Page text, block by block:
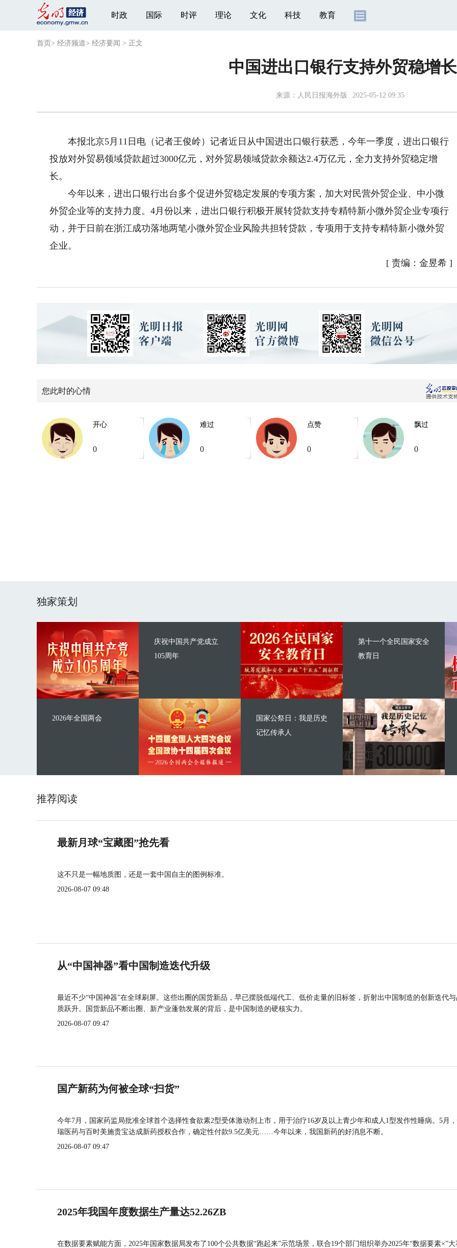
时政 国际 时评 理论 文化 科技 教育
首页 > 经济频道> 经济要闻 > 正文
中国进出口银行支持外贸稳增长
来源： 人民日报海外版 2025-05-12 09:35
本报北京5月11日电（记者王俊岭）记者近日从中国进出口银行获悉，今年一季度，进出口银行
投放对外贸易领域贷款超过3000亿元，对外贸易领域贷款余额达2.4万亿元，全力支持外贸稳定增
长。
今年以来，进出口银行出台多个促进外贸稳定发展的专项方案，加大对民营外贸企业、中小微
外贸企业等的支持力度。4月份以来，进出口银行积极开展转贷款支持专精特新小微外贸企业专项行
动，并于日前在浙江成功落地两笔小微外贸企业风险共担转贷款，专项用于支持专精特新小微外贸
企业。
[ 责编：金昱希]
您此时的心情
开心
0
难过
0
点赞
0
飘过
0
独家策划
庆祝中国共产党成立
105周年
2026年全国两会
第十一个全民国家安全
教育日
国家公祭日：我是历史
记忆传承人
推荐阅读
最新月球“宝藏图”抢先看
这不只是一幅地质图，还是一套中国自主的图例标准。
2026-08-07 09:48
从“中国神器”看中国制造迭代升级
最近不少“中国神器”在全球刷屏。这些出圈的国货新品，早已摆脱低端代工、低价走量的旧标签，折射出中国制造的创新迭代
质跃升。国货新品不断出圈、新产业蓬勃发展的背后，是中国制造的硬核实力。
2026-08-07 09:47
国产新药为何被全球“扫货”
今年7月，国家药监局批准全球首个选择性食欲素2型受体激动剂上市，用于治疗16岁及以上青少年和成人1型发作性睡病。5月
瑞医药与百时美施贵宝达成新药授权合作，确定性付款9.5亿美元……今年以来，我国新药的好消息不断。
2026-08-07 09:47
2025年我国年度数据生产量达52.26ZB
在数据要素赋能方面，2025年国家数据局发布了100个公共数据“跑起来”示范场景，联合19个部门组织举办2025年“数据要素×”大